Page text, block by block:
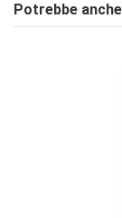
Potrebbe